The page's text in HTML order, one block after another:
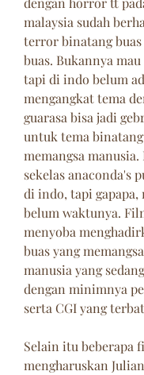
malaysia sudah
terror binatang
buas. Bukannya
tapi di indo belum
mengangkat tema
guarasa bisa jadi
untuk tema binatang
memangsa
sekelas anaconda's
di indo, tapi gapapa,
belum waktunya.
menyoba
buas yang
manusia yang
dengan minimnya
serta CGI yang
Selain itu beberapa
mengharuskan